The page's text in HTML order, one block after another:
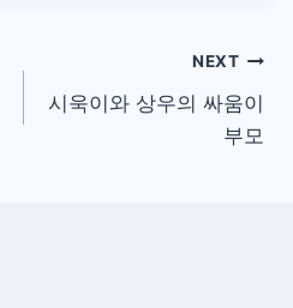
NEXT
시욱이와 상우의 싸움이
부모